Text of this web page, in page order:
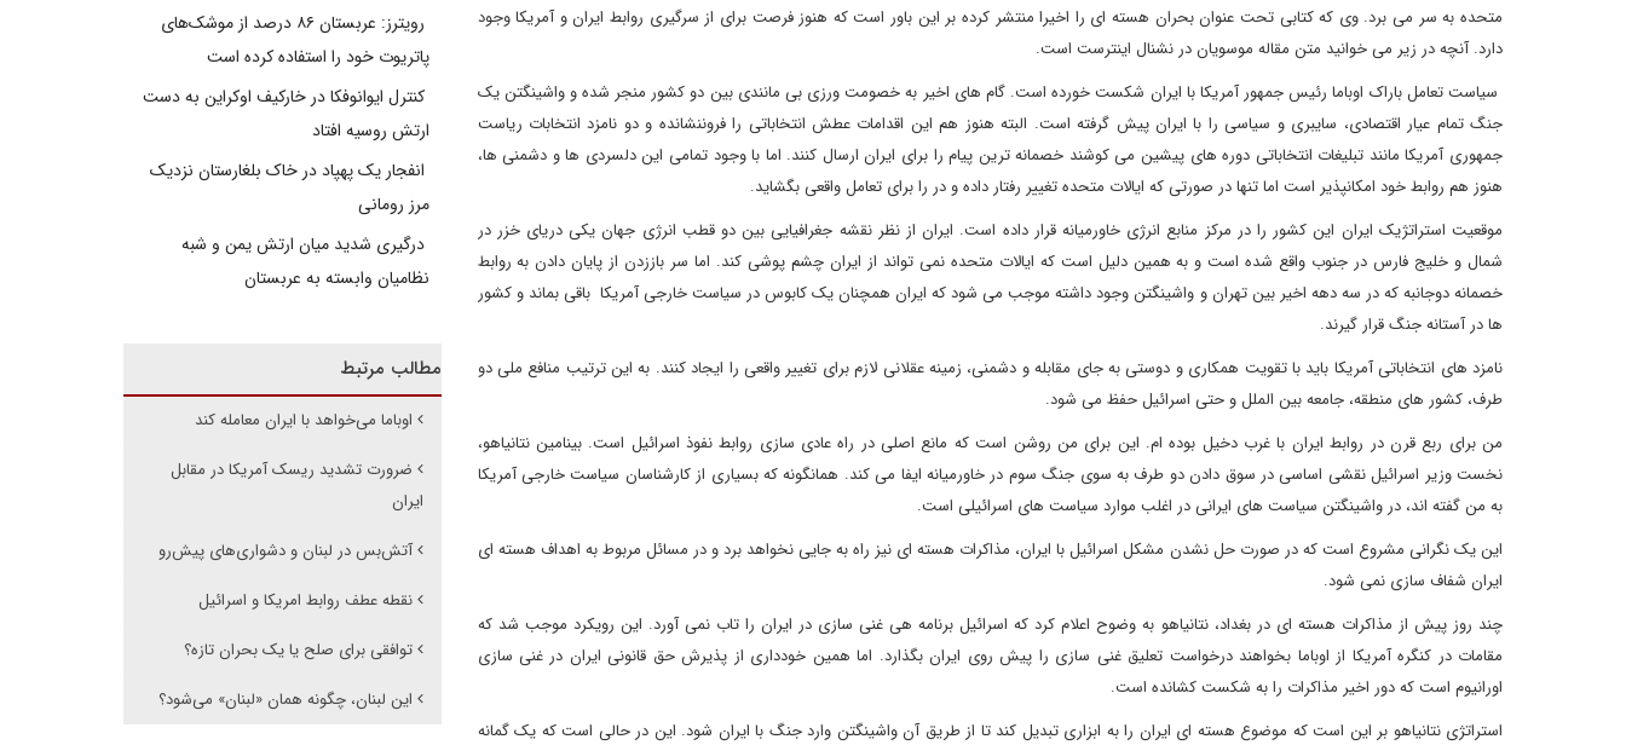
متحده به سر می برد. وی که کتابی تحت عنوان بحران هسته ای را اخیرا منتشر کرده بر این باور است که هنوز فرصت برای از سرگیری روابط ایران و آمریکا وجود
دارد. آنچه در زیر می خوانید متن مقاله موسویان در نشنال اینترست است.
سیاست تعامل باراک اوباما رئیس جمهور آمریکا با ایران شکست خورده است. گام های اخیر به خصومت ورزی بی مانندی بین دو کشور منجر شده و واشینگتن یک
جنگ تمام عیار اقتصادی، سایبری و سیاسی را با ایران پیش گرفته است. البته هنوز هم این اقدامات عطش انتخاباتی را فروننشانده و دو نامزد انتخابات ریاست
جمهوری آمریکا مانند تبلیغات انتخاباتی دوره های پیشین می کوشند خصمانه ترین پیام را برای ایران ارسال کنند. اما با وجود تمامی این دلسردی ها و دشمنی ها،
هنوز هم روابط خود امکانپذیر است اما تنها در صورتی که ایالات متحده تغییر رفتار داده و در را برای تعامل واقعی بگشاید.
موقعیت استراتژیک ایران این کشور را در مرکز منابع انرژی خاورمیانه قرار داده است. ایران از نظر نقشه جغرافیایی بین دو قطب انرژی جهان یکی دریای خزر در
شمال و خلیج فارس در جنوب واقع شده است و به همین دلیل است که ایالات متحده نمی تواند از ایران چشم پوشی کند. اما سر باززدن از پایان دادن به روابط
خصمانه دوجانبه که در سه دهه اخیر بین تهران و واشینگتن وجود داشته موجب می شود که ایران همچنان یک کابوس در سیاست خارجی آمریکا باقی بماند و کشور
ها در آستانه جنگ قرار گیرند.
نامزد های انتخاباتی آمریکا باید با تقویت همکاری و دوستی به جای مقابله و دشمنی، زمینه عقلانی لازم برای تغییر واقعی را ایجاد کنند. به این ترتیب منافع ملی دو
طرف، کشور های منطقه، جامعه بین الملل و حتی اسرائیل حفظ می شود.
من برای ربع قرن در روابط ایران با غرب دخیل بوده ام. این برای من روشن است که مانع اصلی در راه عادی سازی روابط نفوذ اسرائیل است. بینامین نتانیاهو،
نخست وزیر اسرائیل نقشی اساسی در سوق دادن دو طرف به سوی جنگ سوم در خاورمیانه ایفا می کند. همانگونه که بسیاری از کارشناسان سیاست خارجی آمریکا
به من گفته اند، در واشینگتن سیاست های ایرانی در اغلب موارد سیاست های اسرائیلی است.
این یک نگرانی مشروع است که در صورت حل نشدن مشکل اسرائیل با ایران، مذاکرات هسته ای نیز راه به جایی نخواهد برد و در مسائل مربوط به اهداف هسته ای
ایران شفاف سازی نمی شود.
چند روز پیش از مذاکرات هسته ای در بغداد، نتانیاهو به وضوح اعلام کرد که اسرائیل برنامه هی غنی سازی در ایران را تاب نمی آورد. این رویکرد موجب شد که
مقامات در کنگره آمریکا از اوباما بخواهند درخواست تعلیق غنی سازی را پیش روی ایران بگذارد. اما همین خودداری از پذیرش حق قانونی ایران در غنی سازی
اورانیوم است که دور اخیر مذاکرات را به شکست کشانده است.
استراتژی نتانیاهو بر این است که موضوع هسته ای ایران را به ابزاری تبدیل کند تا از طریق آن واشینگتن وارد جنگ با ایران شود. این در حالی است که یک گمانه
رویترز: عربستان ۸۶ درصد از موشک‌های
پاتریوت خود را استفاده کرده است
کنترل ایوانوفکا در خارکیف اوکراین به دست
ارتش روسیه افتاد
انفجار یک پهپاد در خاک بلغارستان نزدیک
مرز رومانی
درگیری شدید میان ارتش یمن و شبه
نظامیان وابسته به عربستان
مطالب مرتبط
اوباما می‌خواهد با ایران معامله کند
ضرورت تشدید ریسک آمریکا در مقابل
ایران
آتش‌بس در لبنان و دشواری‌های پیش‌‌رو
نقطه عطف روابط امریکا و اسرائیل
توافقی برای صلح یا یک بحران تازه؟
این لبنان، چگونه همان «لبنان» می‌شود؟